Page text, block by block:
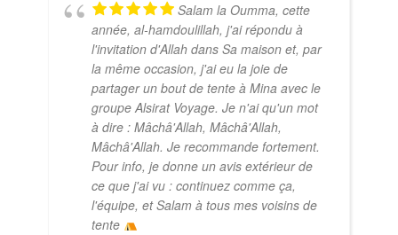
Salam la Oumma, cette
année, al-hamdoulillah, j'ai répondu à
l'invitation d'Allah dans Sa maison et, par
la même occasion, j'ai eu la joie de
partager un bout de tente à Mina avec le
groupe Alsirat Voyage. Je n'ai qu'un mot
à dire : Mâchâ'Allah, Mâchâ'Allah,
Mâchâ'Allah. Je recommande fortement.
Pour info, je donne un avis extérieur de
ce que j'ai vu : continuez comme ça,
l'équipe, et Salam à tous mes voisins de
tente